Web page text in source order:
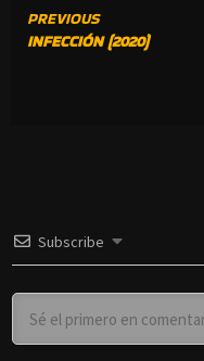
CONTINUE
READING
PREVIOUS
INFECCIÓN (2020)
Subscribe